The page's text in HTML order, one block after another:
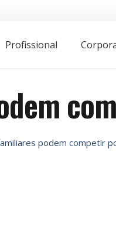
Profissional
podem competir